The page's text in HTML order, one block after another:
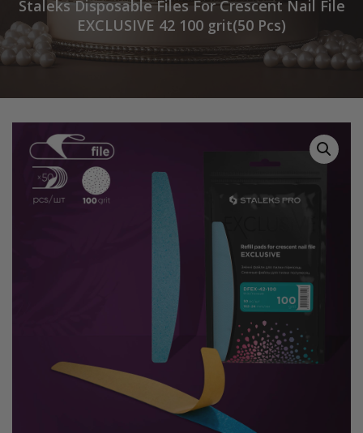
Staleks Disposable Files For Crescent Nail File
EXCLUSIVE 42 100 grit(50 Pcs)